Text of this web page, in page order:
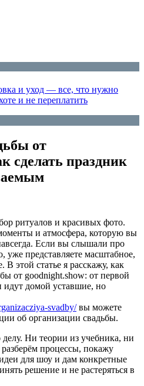
и уход — все, что нужно
и не переплатить
от
сделать праздник
ритуалов и красивых фото.
и атмосфера, которую вы
Если вы слышали про
уже представляете масштабное,
этой статье я расскажу, как
от goodnight.show: от первой
идут домой уставшие, но
svadby/вы можете
об организации свадьбы.
Ни теории из учебника, ни
процессы, покажу
для шоу и дам конкретные
решение и не растеряться в